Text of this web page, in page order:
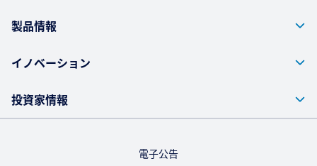
製品情報
イノベーション
投資家情報
電子公告